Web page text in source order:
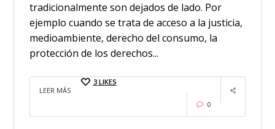
tradicionalmente son dejados de lado. Por
ejemplo cuando se trata de acceso a la justicia,
medioambiente, derecho del consumo, la
protección de los derechos...
LEER MÁS
3 LIKES
0